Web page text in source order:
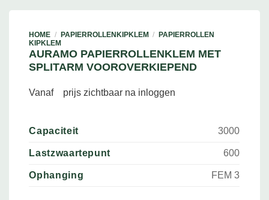
HOME / PAPIERROLLENKIPKLEM / PAPIERROLLEN
KIPKLEM
AURAMO PAPIERROLLENKLEM MET
SPLITARM VOOROVERKIEPEND
Vanaf prijs zichtbaar na inloggen
Capaciteit 3000
Lastzwaartepunt 600
Ophanging FEM 3